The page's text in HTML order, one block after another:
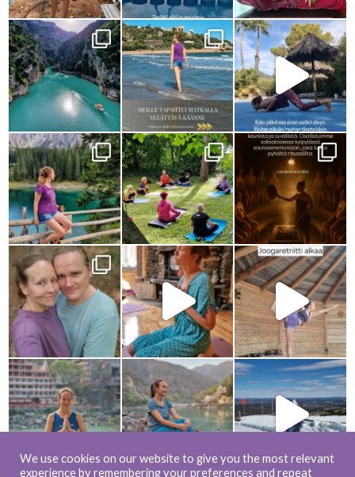
We use cookies on our website to give you the most relevant
experience by remembering your preferences and repeat